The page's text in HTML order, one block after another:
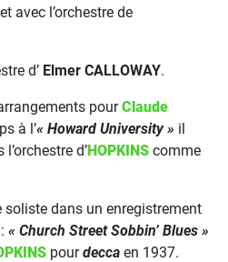
et avec l’orchestre de
d’ Elmer CALLOWAY.
pourClaude
à l’« Howard University » il
d’HOPKINS comme
soliste dans un enregistrement
« Church Street Sobbin’ Blues »
pourdecca en 1937.